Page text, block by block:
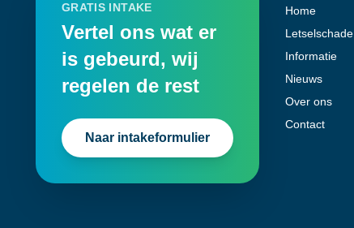
GRATIS INTAKE
Vertel ons wat er
is gebeurd, wij
regelen de rest
Naar intakeformulier
Home
Letselschade
Informatie
Nieuws
Over ons
Contact